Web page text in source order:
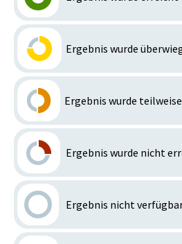
Ergebnis wurde
Ergebnis wurde
Ergebnis wurde nicht
Ergebnis nicht